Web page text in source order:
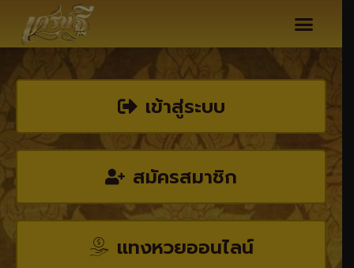
เข้าสู่ระบบ
สมัครสมาชิก
แทงหวยออนไลน์